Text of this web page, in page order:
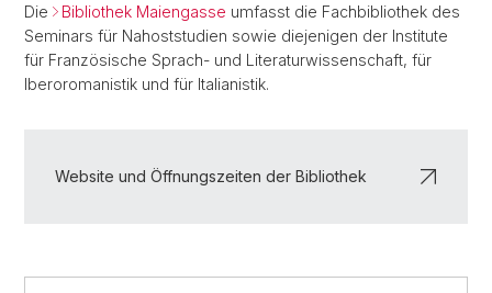
Die Bibliothek Maiengasse umfasst die Fachbibliothek des
Seminars für Nahoststudien sowie diejenigen der Institute
für Französische Sprach- und Literaturwissenschaft, für
Iberoromanistik und für Italianistik.
Website und Öffnungszeiten der Bibliothek